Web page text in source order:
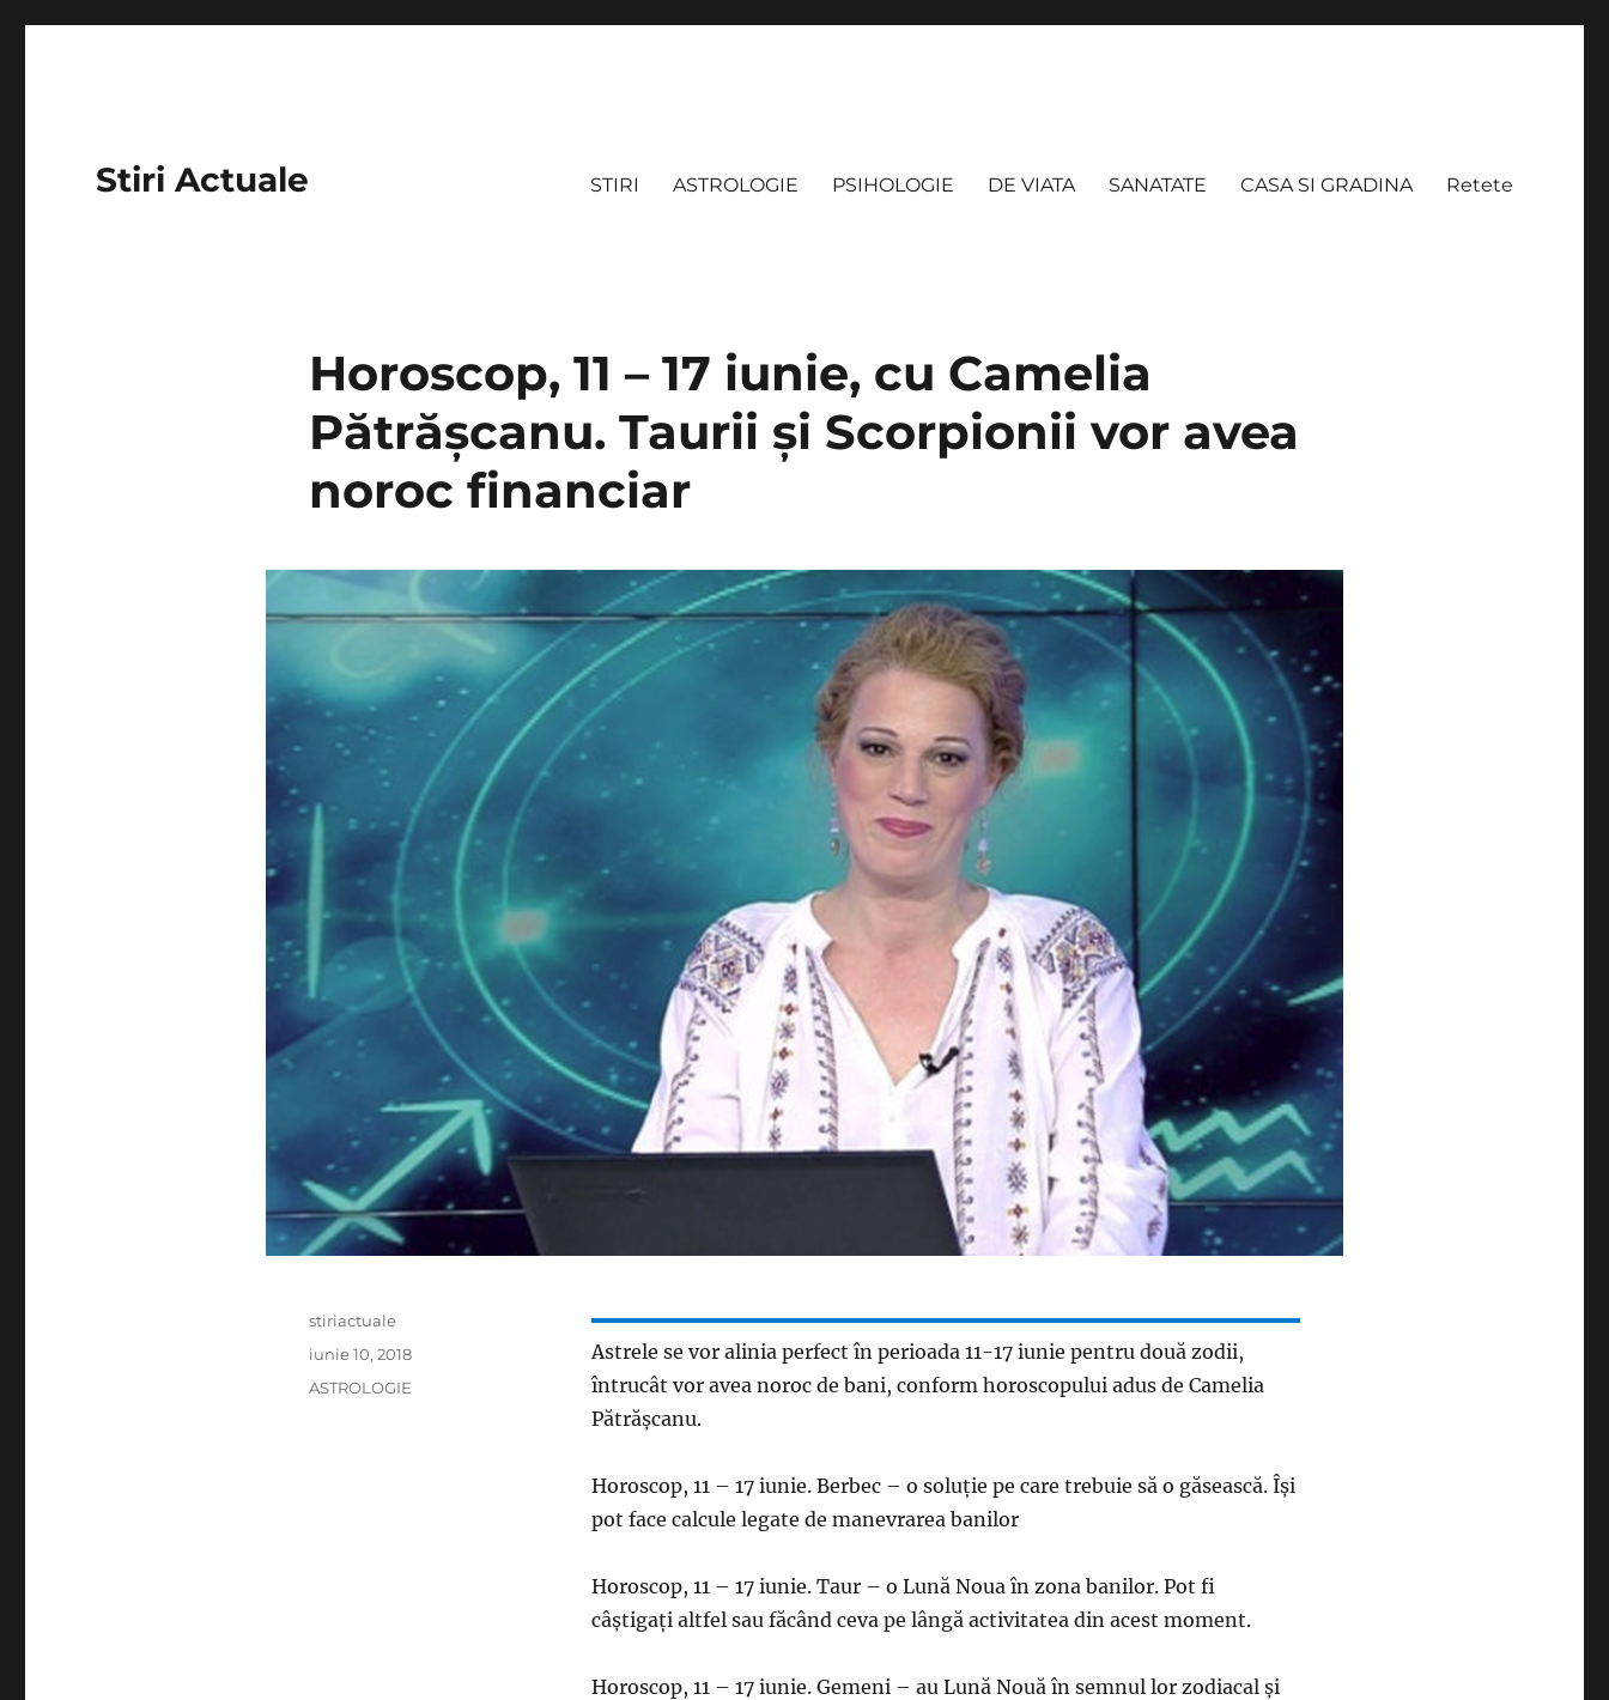
Stiri Actuale STIRI ASTROLOGIE PSIHOLOGIE DE VIATA SANATATE CASA SI GRADINA Retete
Horoscop, 11 – 17 iunie, cu Camelia
Pătrășcanu. Taurii și Scorpionii vor avea
noroc financiar
Astrele se vor alinia perfect în perioada 11-17 iunie pentru două zodii,
întrucât vor avea noroc de bani, conform horoscopului adus de Camelia
Pătrășcanu.
Horoscop, 11 – 17 iunie. Berbec – o soluție pe care trebuie să o găsească. Își
pot face calcule legate de manevrarea banilor
Horoscop, 11 – 17 iunie. Taur – o Lună Noua în zona banilor. Pot fi
câștigați altfel sau făcând ceva pe lângă activitatea din acest moment.
Horoscop, 11 – 17 iunie. Gemeni – au Lună Nouă în semnul lor zodiacal și
Author
stiriactuale
Posted
iunie 10, 2018
Categories
ASTROLOGIE